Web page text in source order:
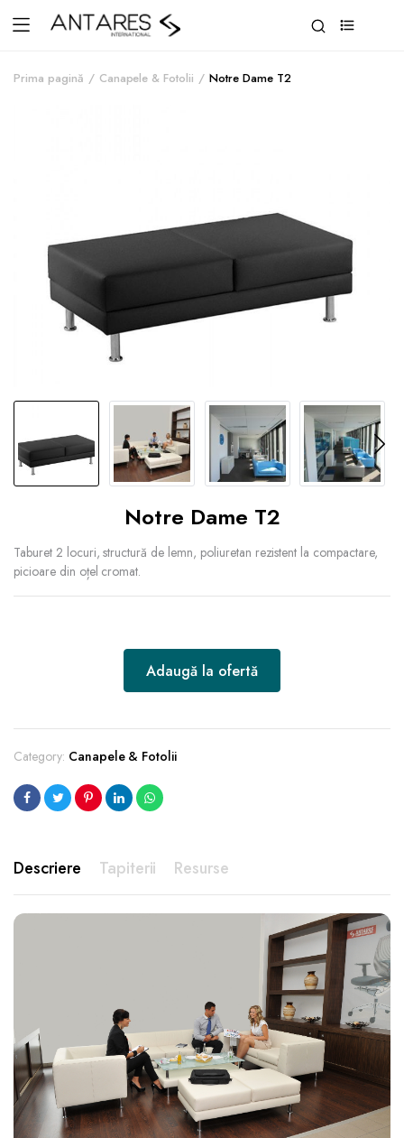
Prima pagină Canapele & Fotolii Notre Dame T2
Notre Dame T2
Taburet 2 locuri, structură de lemn, poliuretan rezistent la compactare,
picioare din oțel cromat.
Adaugă la ofertă
Category: Canapele & Fotolii
Tapiterii Resurse
Descriere